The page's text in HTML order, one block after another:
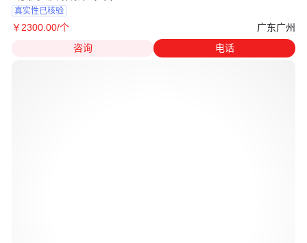
真实性已核验
￥2300.00/个
广东广州
咨询
电话